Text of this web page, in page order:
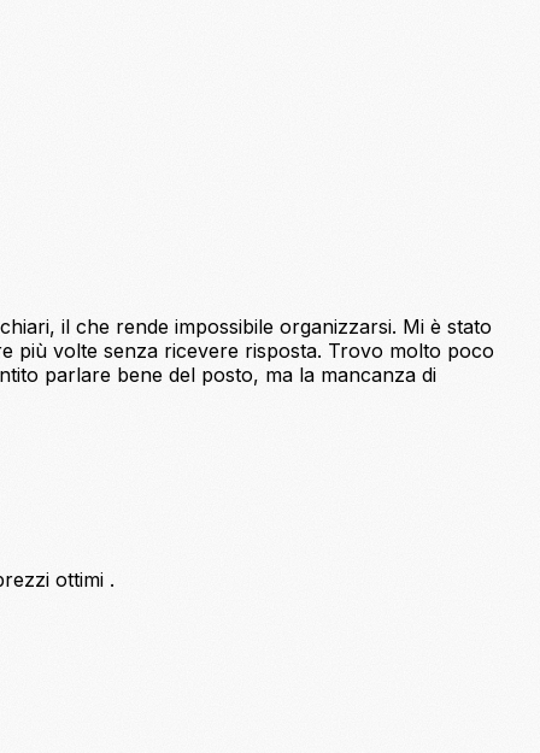
il che rende impossibile organizzarsi. Mi è stato
più volte senza ricevere risposta. Trovo molto poco
parlare bene del posto, ma la mancanza di
ottimi .